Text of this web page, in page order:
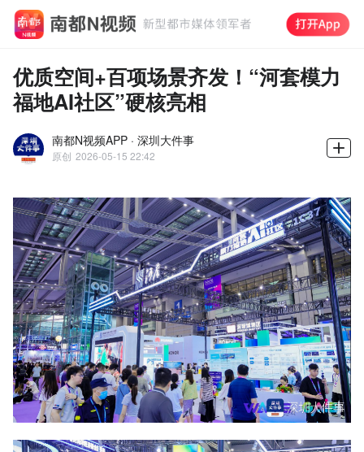
优质空间+百项场景齐发！“河套模力
福地AI社区”硬核亮相
南都N视频APP · 深圳大件事
原创 2026-05-15 22:42